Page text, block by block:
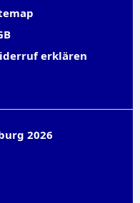
erklären
2026